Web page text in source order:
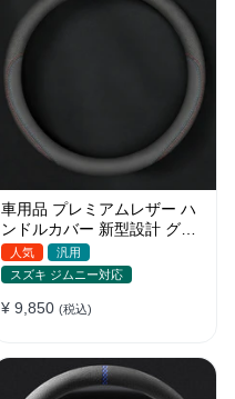
車用品 プレミアムレザー ハ
ンドルカバー 新型設計 グリ
ップ感向上 取付簡単 滑り止
め 36〜38cm
人気
汎用
スズキ ジムニー対応
¥ 9,850 (税込)